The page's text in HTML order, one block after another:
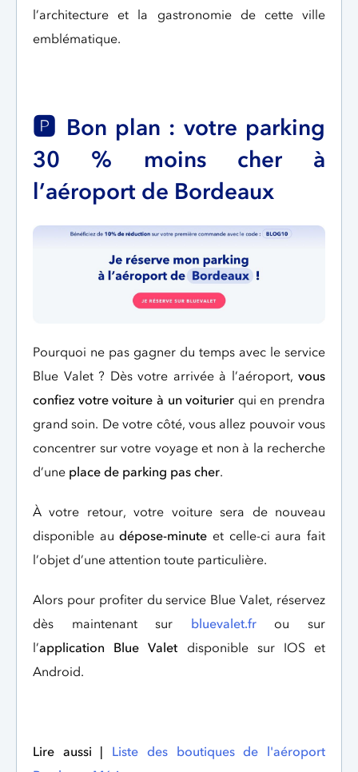
l’architecture et la gastronomie de cette ville
emblématique.
🅿️ Bon plan : votre parking
30 % moins cher à
l’aéroport de Bordeaux
Pourquoi ne pas gagner du temps avec le service
Blue Valet ? Dès votre arrivée à l’aéroport, vous
confiez votre voiture à un voiturier qui en prendra
grand soin. De votre côté, vous allez pouvoir vous
concentrer sur votre voyage et non à la recherche
d’une place de parking pas cher.
À votre retour, votre voiture sera de nouveau
disponible audépose-minute et celle-ci aura fait
l’objet d’une attention toute particulière.
Alors pour profiter du service Blue Valet, réservez
dès maintenant sur bluevalet.frou sur
l’application Blue Valet disponible sur IOS et
Android.
Lire aussi | Liste des boutiques de l'aéroport